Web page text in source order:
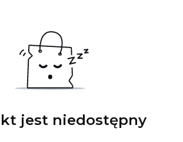
jest niedostępny